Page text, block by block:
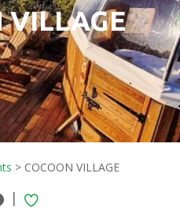
VILLAGE
> COCOON VILLAGE
|